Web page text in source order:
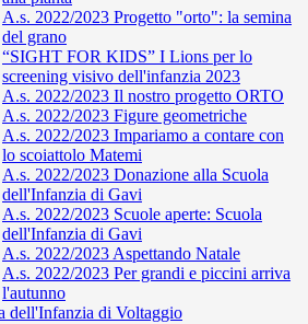
A.s. 2022/2023 Progetto "orto": la semina
del grano
“SIGHT FOR KIDS” I Lions per lo
screening visivo dell'infanzia 2023
A.s. 2022/2023 Il nostro progetto ORTO
A.s. 2022/2023 Figure geometriche
A.s. 2022/2023 Impariamo a contare con
lo scoiattolo Matemi
A.s. 2022/2023 Donazione alla Scuola
dell'Infanzia di Gavi
A.s. 2022/2023 Scuole aperte: Scuola
dell'Infanzia di Gavi
A.s. 2022/2023 Aspettando Natale
A.s. 2022/2023 Per grandi e piccini arriva
l'autunno
dell'Infanzia di Voltaggio